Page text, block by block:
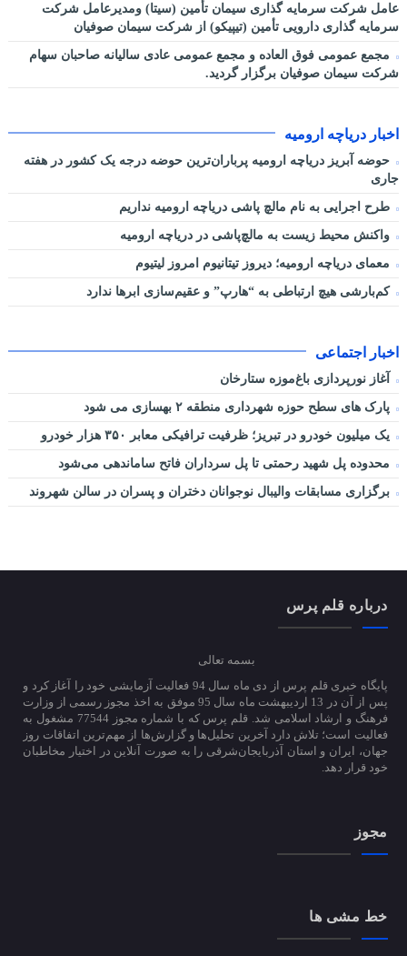
عامل شرکت سرمایه گذاری سیمان تأمین (سیتا) ومدیرعامل شرکت
سرمایه گذاری دارویی تأمین (تیپیکو) از شرکت سیمان صوفیان
مجمع عمومی فوق العاده و مجمع عمومی عادی سالیانه صاحبان سهام
شرکت سیمان صوفیان برگزار گردید.
اخبار دریاچه ارومیه
حوضه آبریز دریاچه ارومیه پرباران‌ترین حوضه‌ درجه یک کشور در هفته
جاری
طرح اجرایی به نام مالچ پاشی دریاچه ارومیه نداریم
واکنش محیط زیست به مالچ‌پاشی در دریاچه ارومیه
معمای دریاچه ارومیه؛ دیروز تیتانیوم امروز لیتیوم
کم‌بارشی هیچ ارتباطی به “هارپ” و عقیم‌سازی ابرها ندارد
اخبار اجتماعی
آغاز نورپردازی باغ‌موزه ستارخان
پارک های سطح حوزه شهرداری منطقه ۲ بهسازی می شود
یک میلیون خودرو در تبریز؛ ظرفیت ترافیکی معابر ۳۵۰ هزار خودرو
محدوده پل شهید رحمتی تا پل سرداران فاتح ساماندهی می‌شود
برگزاری مسابقات والیبال نوجوانان دختران و پسران در سالن شهروند
درباره قلم پرس
بسمه تعالی
پایگاه خبری قلم پرس از دی ماه سال 94 فعالیت آزمایشی خود را آغاز کرد و
پس از آن در 13 اردیبهشت ماه سال 95 موفق به اخذ مجوز رسمی از وزارت
فرهنگ و ارشاد اسلامی شد. قلم پرس که با شماره مجوز 77544 مشغول به
فعالیت است؛ تلاش دارد آخرین تحلیل‌ها و گزارش‌ها از مهم‌ترین اتفاقات روز
جهان، ایران و استان آذربایجان‌شرقی را به صورت آنلاین در اختیار مخاطبان
خود قرار دهد.
مجوز
خط مشی ها